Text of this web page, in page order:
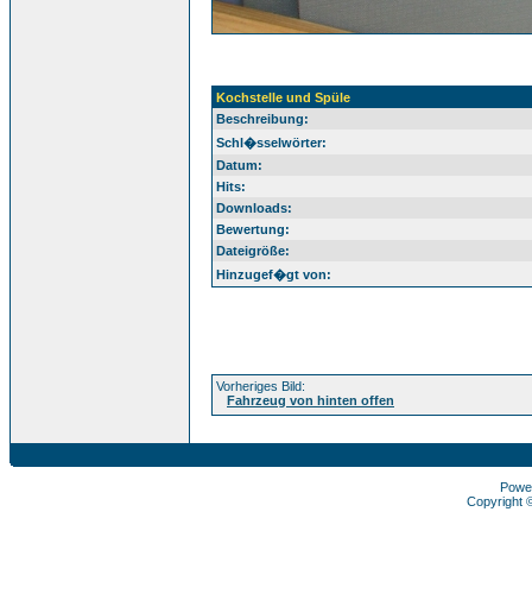
Kochstelle und Spüle
Beschreibung:
Schl�sselwörter:
Datum:
Hits:
Downloads:
Bewertung:
Dateigröße:
Hinzugef�gt von:
Vorheriges Bild:
Fahrzeug von hinten offen
Copyright